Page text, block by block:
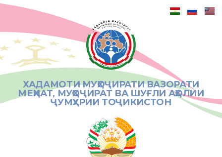
ХАДАМОТИ МУҲОҶИРАТИ ВАЗОРАТИ
МЕҲНАТ, МУҲОҶИРАТ ВА ШУҒЛИ АҲОЛИИ
ҶУМҲУРИИ ТОҶИКИСТОН